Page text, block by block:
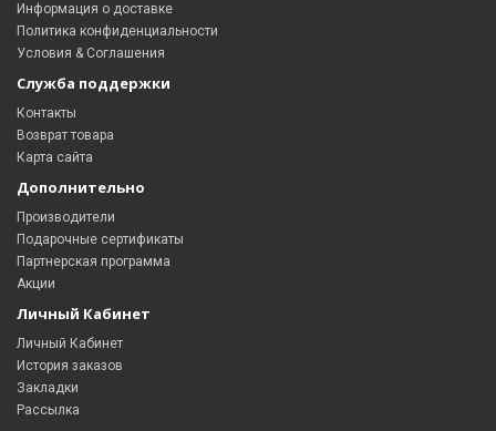
Информация о доставке
Политика конфиденциальности
Условия & Соглашения
Служба поддержки
Контакты
Возврат товара
Карта сайта
Дополнительно
Производители
Подарочные сертификаты
Партнерская программа
Акции
Личный Кабинет
Личный Кабинет
История заказов
Закладки
Рассылка